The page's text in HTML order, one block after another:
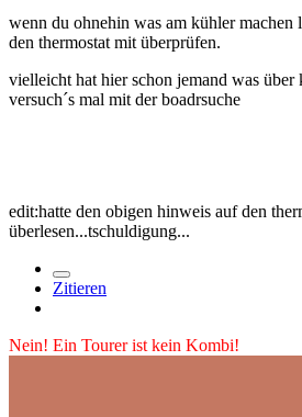
wenn du ohnehin was am kühler machen
den thermostat mit überprüfen.
vielleicht hat hier schon jemand was über
versuch´s mal mit der boadrsuche
edit:hatte den obigen hinweis auf den
überlesen...tschuldigung...
Zitieren
Nein! Ein Tourer ist kein Kombi!